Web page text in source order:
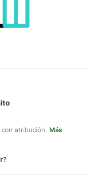
atribución. Más